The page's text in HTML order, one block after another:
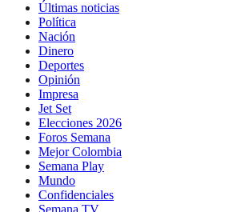
Últimas noticias
Política
Nación
Dinero
Deportes
Opinión
Impresa
Jet Set
Elecciones 2026
Foros Semana
Mejor Colombia
Semana Play
Mundo
Confidenciales